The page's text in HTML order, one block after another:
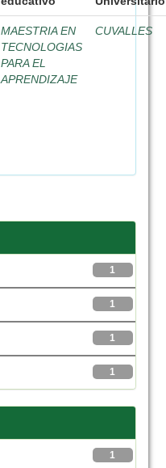
MAESTRIA EN
TECNOLOGIAS
PARA EL
APRENDIZAJE
CUVALLES
1
1
1
1
1